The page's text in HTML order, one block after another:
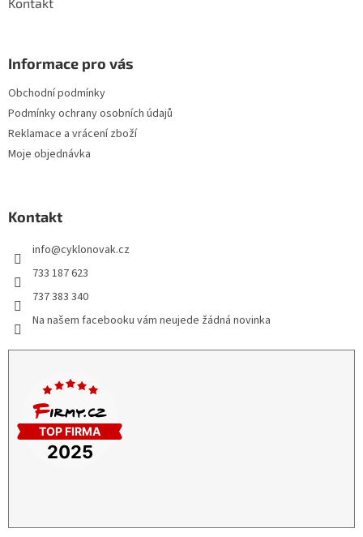
Informace pro vás
Obchodní podmínky
Podmínky ochrany osobních údajů
Reklamace a vrácení zboží
Moje objednávka
Kontakt
info@cyklonovak.cz
733 187 623
737 383 340
Na našem facebooku vám neujede žádná novinka